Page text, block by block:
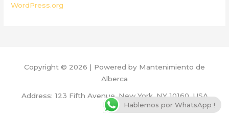
WordPress.org
Copyright © 2026 | Powered by Mantenimiento de
Alberca
Address: 123 Fifth Avenue, New York, NY 10160, USA
Hablemos por WhatsApp !